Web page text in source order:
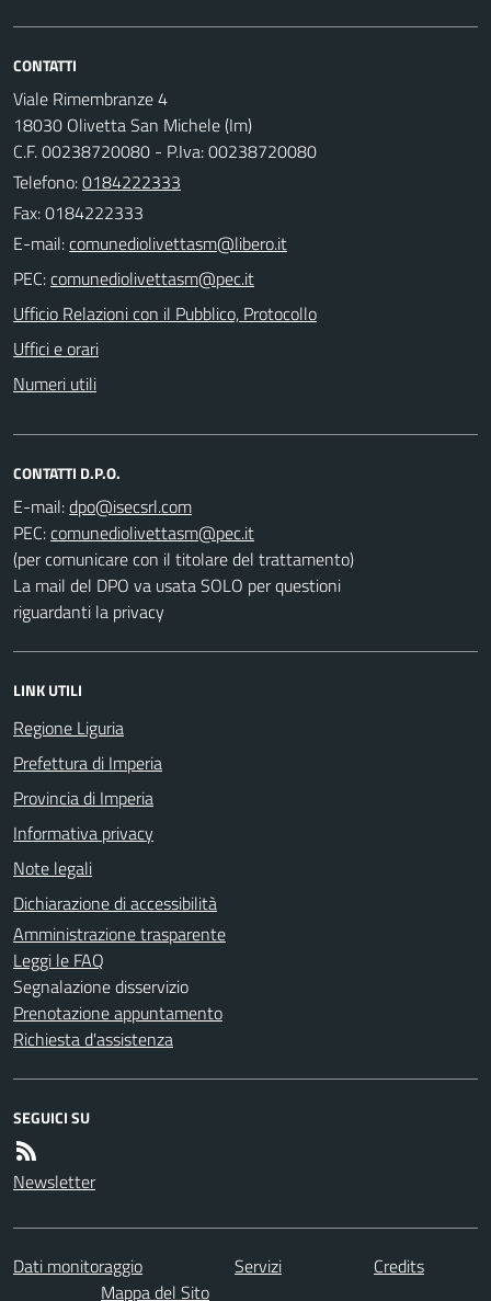
CONTATTI
Viale Rimembranze 4
18030 Olivetta San Michele (Im)
C.F. 00238720080 - P.Iva: 00238720080
Telefono:0184222333
Fax: 0184222333
E-mail:
PEC:
Ufficio Relazioni con il Pubblico, Protocollo
Uffici e orari
Numeri utili
CONTATTI D.P.O.
E-mail:
PEC:
(per comunicare con il titolare del trattamento)
La mail del DPO va usata SOLO per questioni
riguardanti la privacy
LINK UTILI
Regione Liguria
Prefettura di Imperia
Provincia di Imperia
Informativa privacy
Note legali
Dichiarazione di accessibilità
Amministrazione trasparente
Leggi le FAQ
Segnalazione disservizio
Prenotazione appuntamento
Richiesta d'assistenza
SEGUICI SU
Newsletter
Dati monitoraggio Servizi
Credits
Mappa del Sito